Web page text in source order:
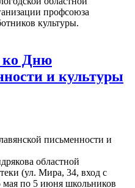
профсоюза
культуры.
ко Дню
и культуры
областной
(ул. Мира, 34, вход с
мая по 5 июня школьников